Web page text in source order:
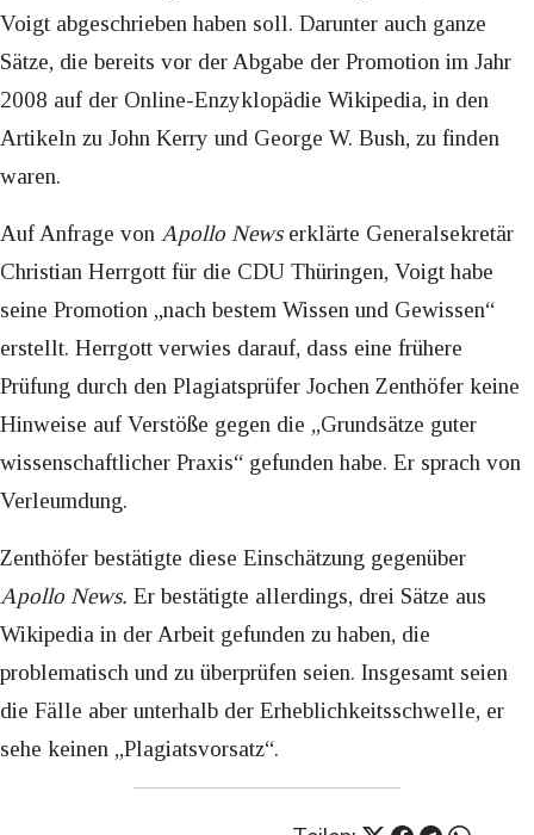
Voigt abgeschrieben haben soll. Darunter auch ganze
Sätze, die bereits vor der Abgabe der Promotion im Jahr
2008 auf der Online-Enzyklopädie Wikipedia, in den
Artikeln zu John Kerry und George W. Bush, zu finden
waren.
Auf Anfrage von Apollo Newserklärte Generalsekretär
Christian Herrgott für die CDU Thüringen, Voigt habe
seine Promotion „nach bestem Wissen und Gewissen“
erstellt. Herrgott verwies darauf, dass eine frühere
Prüfung durch den Plagiatsprüfer Jochen Zenthöfer keine
Hinweise auf Verstöße gegen die „Grundsätze guter
wissenschaftlicher Praxis“ gefunden habe. Er sprach von
Verleumdung.
Zenthöfer bestätigte diese Einschätzung gegenüber
Apollo News. Er bestätigte allerdings, drei Sätze aus
Wikipedia in der Arbeit gefunden zu haben, die
problematisch und zu überprüfen seien. Insgesamt seien
die Fälle aber unterhalb der Erheblichkeitsschwelle, er
sehe keinen „Plagiatsvorsatz“.